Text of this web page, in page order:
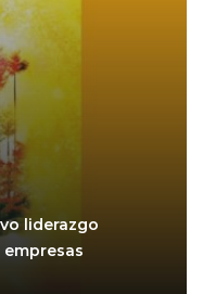
liderazgo